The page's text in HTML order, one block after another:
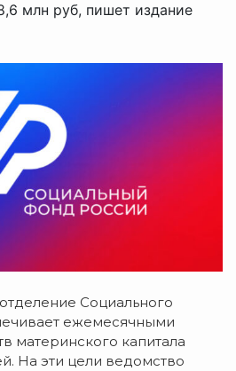
млн руб, пишет издание
Социального
ежемесячными
материнского капитала
На эти цели ведомство